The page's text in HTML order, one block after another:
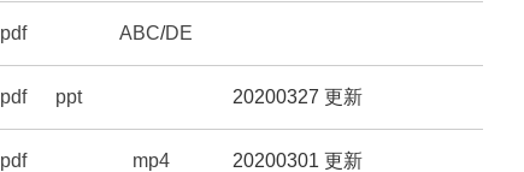
pdf ABC/DE
pdf ppt 20200327 更新
pdf mp4 20200301 更新